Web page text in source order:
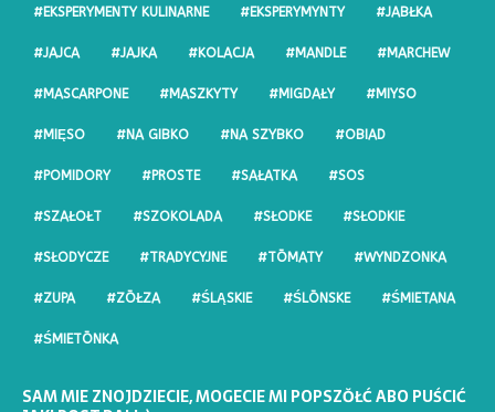
#EKSPERYMENTY KULINARNE #EKSPERYMYNTY #JABŁKA
#JAJCA #JAJKA #KOLACJA #MANDLE #MARCHEW
#MASCARPONE #MASZKYTY #MIGDAŁY #MIYSO
#MIĘSO #NA GIBKO #NA SZYBKO #OBIAD
#POMIDORY #PROSTE #SAŁATKA #SOS
#SZAŁOŁT #SZOKOLADA #SŁODKE #SŁODKIE
#SŁODYCZE #TRADYCYJNE #TŌMATY #WYNDZONKA
#ZUPA #ZŌŁZA #ŚLĄSKIE #ŚLŌNSKE #ŚMIETANA
#ŚMIETŌNKA
SAM MIE ZNOJDZIECIE, MOGECIE MI POPSZŎŁĆ ABO PUŚCIĆ